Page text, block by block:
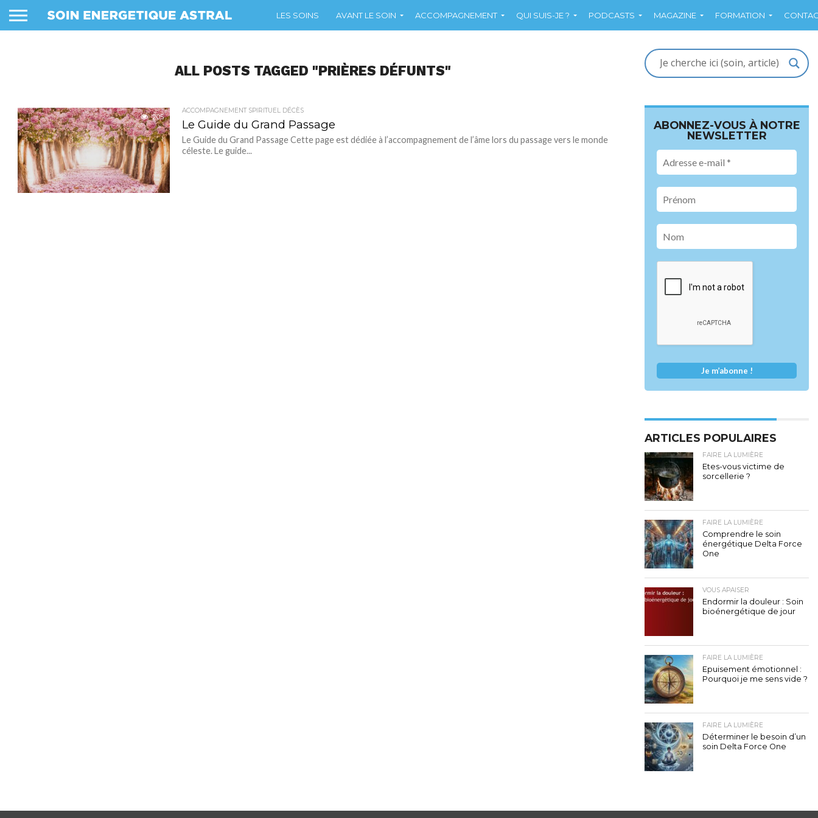
LES SOINS AVANT LE SOIN ACCOMPAGNEMENT QUI SUIS-JE ? PODCASTS MAGAZINE FORMATION
ALL POSTS TAGGED "PRIÈRES DÉFUNTS"
205
ACCOMPAGNEMENT SPIRITUEL DÉCÈS
Le Guide du Grand Passage
Le Guide du Grand Passage Cette page est dédiée à l’accompagnement de l’âme lors du passage vers le monde
céleste. Le guide...
ABONNEZ-VOUS À NOTRE
NEWSLETTER
ARTICLES POPULAIRES
FAIRE LA LUMIÈRE
Etes-vous victime de
sorcellerie ?
FAIRE LA LUMIÈRE
Comprendre le soin
énergétique Delta Force
One
VOUS APAISER
Endormir la douleur : Soin
bioénergétique de jour
FAIRE LA LUMIÈRE
Epuisement émotionnel :
Pourquoi je me sens vide ?
FAIRE LA LUMIÈRE
Déterminer le besoin d’un
soin Delta Force One